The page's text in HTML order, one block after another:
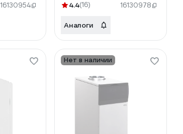
16130954
4.4(16) 16130978
Аналоги
Нет в наличии